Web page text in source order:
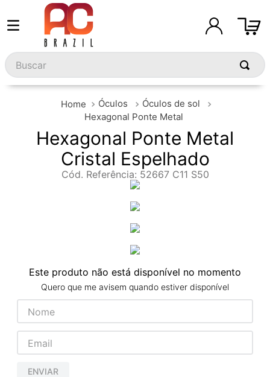
Buscar
Óculos
Óculos de sol
Hexagonal Ponte Metal
Hexagonal Ponte Metal
Cristal Espelhado
Cód. Referência: 52667 C11 S50
Este produto não está disponível no momento
Quero que me avisem quando estiver disponível
ENVIAR